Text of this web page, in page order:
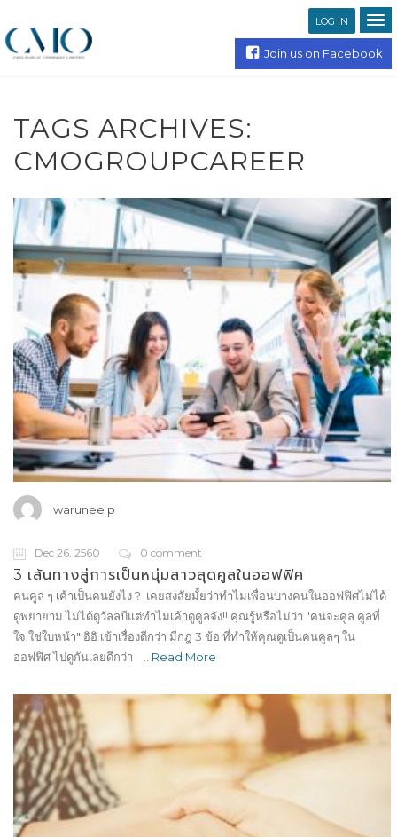
LOG IN
Join us on Facebook
TAGS ARCHIVES:
CMOGROUPCAREER
warunee p
Dec 26, 2560 0 comment
3 เส้นทางสู่การเป็นหนุ่มสาวสุดคูลในออฟฟิศ
คนคูล ๆ เค้าเป็นคนยังไง ? เคยสงสัยมั้ยว่าทำไมเพื่อนบางคนในออฟฟิศไม่ได้
ดูพยายาม ไม่ได้ดูวัลลบีแต่ทำไมเค้าดูคูลจัง!! คุณรู้หรือไม่ว่า "คนจะคูล คูลที่
ใจ ใช่ใบหน้า" อิอิ เข้าเรื่องดีกว่า มีกฎ 3 ข้อ ที่ทำให้คุณดูเป็นคนคูลๆ ใน
ออฟฟิศ ไปดูกันเลยดีกว่า .. Read More